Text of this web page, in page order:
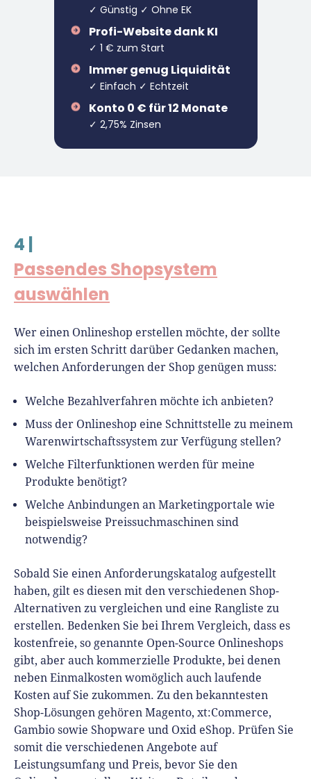
✓ Günstig ✓ Ohne EK
Profi-Website dank KI
✓ 1 € zum Start
Immer genug Liquidität
✓ Einfach ✓ Echtzeit
Konto 0 € für 12 Monate
✓ 2,75% Zinsen
4 |
Passendes Shopsystem
auswählen
Wer einen Onlineshop erstellen möchte, der sollte
sich im ersten Schritt darüber Gedanken machen,
welchen Anforderungen der Shop genügen muss:
Welche Bezahlverfahren möchte ich anbieten?
Muss der Onlineshop eine Schnittstelle zu meinem
Warenwirtschaftssystem zur Verfügung stellen?
Welche Filterfunktionen werden für meine
Produkte benötigt?
Welche Anbindungen an Marketingportale wie
beispielsweise Preissuchmaschinen sind
notwendig?
Sobald Sie einen Anforderungskatalog aufgestellt
haben, gilt es diesen mit den verschiedenen Shop-
Alternativen zu vergleichen und eine Rangliste zu
erstellen. Bedenken Sie bei Ihrem Vergleich, dass es
kostenfreie, so genannte Open-Source Onlineshops
gibt, aber auch kommerzielle Produkte, bei denen
neben Einmalkosten womöglich auch laufende
Kosten auf Sie zukommen. Zu den bekanntesten
Shop-Lösungen gehören Magento, xt:Commerce,
Gambio sowie Shopware und Oxid eShop. Prüfen Sie
somit die verschiedenen Angebote auf
Leistungsumfang und Preis, bevor Sie den